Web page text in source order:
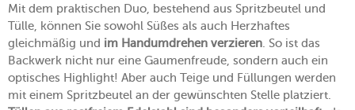
Mit dem praktischen Duo, bestehend aus Spritzbeutel und
Tülle, können Sie sowohl Süßes als auch Herzhaftes
gleichmäßig und im Handumdrehen verzieren. So ist das
Backwerk nicht nur eine Gaumenfreude, sondern auch ein
optisches Highlight! Aber auch Teige und Füllungen werden
mit einem Spritzbeutel an der gewünschten Stelle platziert.